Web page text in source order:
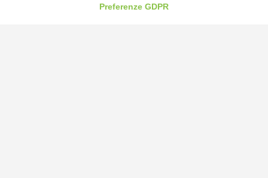
Borgo San Martino 44, 12060 Pocapaglia CN
Preferenze GDPR